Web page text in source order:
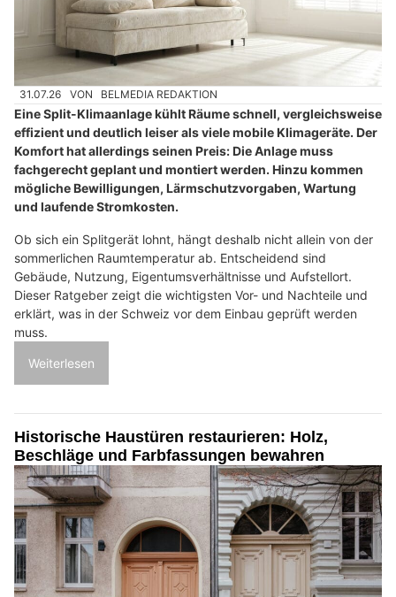
31.07.26 VON BELMEDIA REDAKTION
Eine Split-Klimaanlage kühlt Räume schnell, vergleichsweise
effizient und deutlich leiser als viele mobile Klimageräte. Der
Komfort hat allerdings seinen Preis: Die Anlage muss
fachgerecht geplant und montiert werden. Hinzu kommen
mögliche Bewilligungen, Lärmschutzvorgaben, Wartung
und laufende Stromkosten.
Ob sich ein Splitgerät lohnt, hängt deshalb nicht allein von der
sommerlichen Raumtemperatur ab. Entscheidend sind
Gebäude, Nutzung, Eigentumsverhältnisse und Aufstellort.
Dieser Ratgeber zeigt die wichtigsten Vor- und Nachteile und
erklärt, was in der Schweiz vor dem Einbau geprüft werden
muss.
Weiterlesen
Historische Haustüren restaurieren: Holz,
Beschläge und Farbfassungen bewahren